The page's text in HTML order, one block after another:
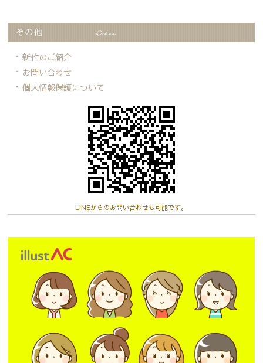
新作のご紹介
お問い合わせ
個人情報保護について
LINEからのお問い合わせも可能です。